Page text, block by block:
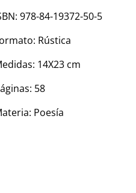
978-84-19372-50-5
Rústica
14X23 cm
58
Poesía